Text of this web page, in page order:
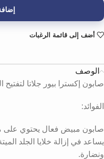
أضف إلى قائمة الرغبات
الوصف
صابون إكسترا بيور جلاتا لتفتيح
الفوائد:
صابون مبيض فعال يحتوي على
يساعد في إزالة خلايا الجلد
ونضارة.